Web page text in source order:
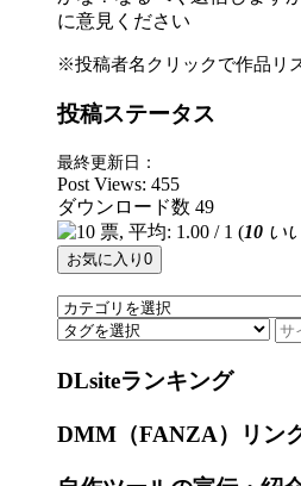
に意見ください
※投稿者名クリックで作品リ
投稿ステータス
最終更新日：
Post Views: 455
ダウンロード数 49
(10 い
お気に入り 0
DLsiteランキング
DMM（FANZA）リン